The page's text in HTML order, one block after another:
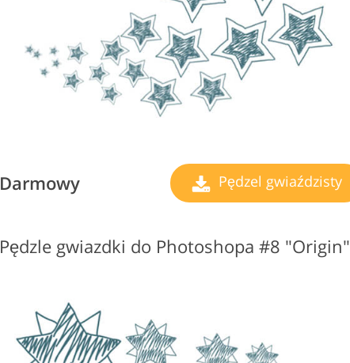
Darmowy Pędzel gwiaździsty
Pędzle gwiazdki do Photoshopa #8 "Origin"